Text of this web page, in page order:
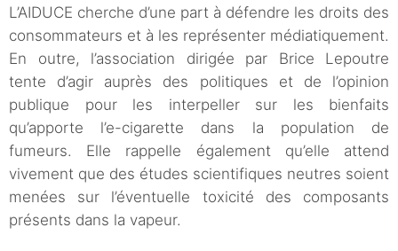
L’AIDUCE cherche d’une part à défendre les droits des
consommateurs et à les représenter médiatiquement.
En outre, l’association dirigée par Brice Lepoutre
tente d’agir auprès des politiques et de l’opinion
publique pour les interpeller sur les bienfaits
qu’apporte l’e-cigarette dans la population de
fumeurs. Elle rappelle également qu’elle attend
vivement que des études scientifiques neutres soient
menées sur l’éventuelle toxicité des composants
présents dans la vapeur.